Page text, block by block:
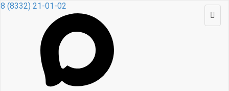
8 (8332) 21-01-02